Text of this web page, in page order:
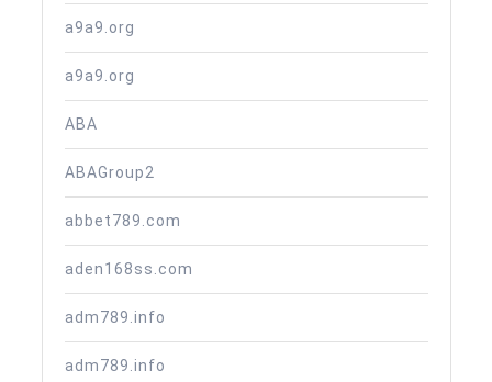
a9a9.org
a9a9.org
ABA
ABAGroup2
abbet789.com
aden168ss.com
adm789.info
adm789.info